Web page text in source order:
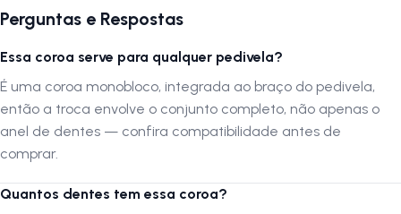
Perguntas e Respostas
Essa coroa serve para qualquer pedivela?
É uma coroa monobloco, integrada ao braço do pedivela,
então a troca envolve o conjunto completo, não apenas o
anel de dentes — confira compatibilidade antes de
comprar.
Quantos dentes tem essa coroa?